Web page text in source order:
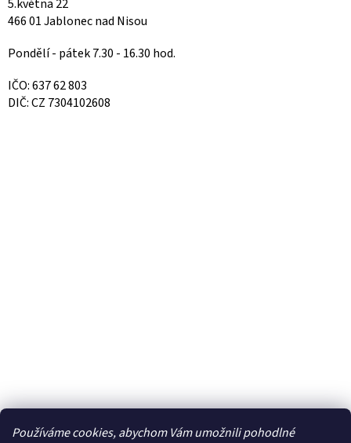
Používáme cookies, abychom Vám umožnili pohodlné
5.května 22
466 01 Jablonec nad Nisou
Pondělí - pátek 7.30 - 16.30 hod.
IČO: 637 62 803
DIČ: CZ 7304102608
Facebook